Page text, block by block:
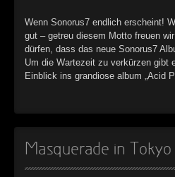
Wenn Sonorus7 endlich erscheint!
gut – getreu diesem Motto freuen
dürfen, dass das neue Sonorus7
Um die Wartezeit zu verkürzen gibt
Einblick ins grandiose album „Acid
Masquerade in Tokyo